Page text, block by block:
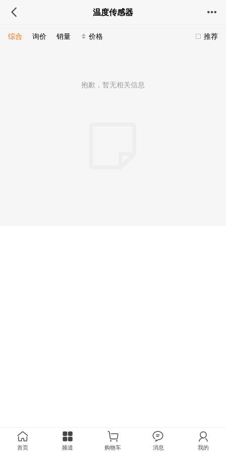
温度传感器
推荐
综合 询价 销量 价格
抱歉，暂无相关信息
首页 频道 购物车 消息 我的